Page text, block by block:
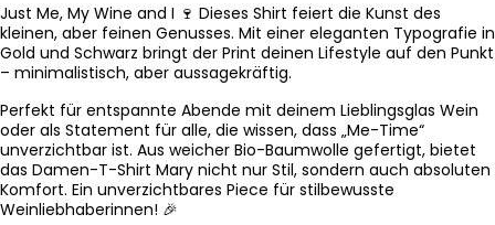
Just Me, My Wine and I 🍷 Dieses Shirt feiert die Kunst des
kleinen, aber feinen Genusses. Mit einer eleganten Typografie in
Gold und Schwarz bringt der Print deinen Lifestyle auf den Punkt
– minimalistisch, aber aussagekräftig.
Perfekt für entspannte Abende mit deinem Lieblingsglas Wein
oder als Statement für alle, die wissen, dass „Me-Time“
unverzichtbar ist. Aus weicher Bio-Baumwolle gefertigt, bietet
das Damen-T-Shirt Mary nicht nur Stil, sondern auch absoluten
Komfort. Ein unverzichtbares Piece für stilbewusste
Weinliebhaberinnen! 🎉